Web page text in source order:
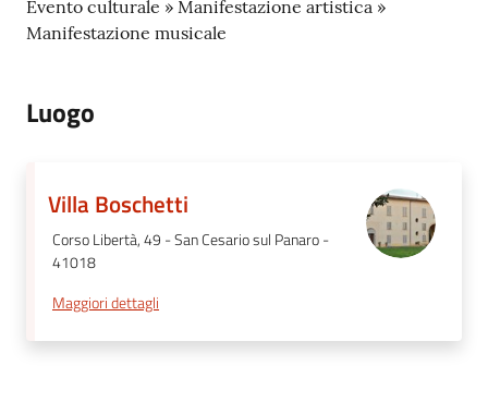
Evento culturale » Manifestazione artistica »
Manifestazione musicale
Luogo
Villa Boschetti
Corso Libertà, 49 - San Cesario sul Panaro -
41018
Maggiori dettagli